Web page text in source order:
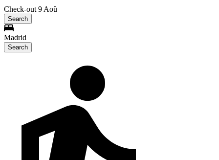
Check-out 9 Aoû
Search
Madrid
Search